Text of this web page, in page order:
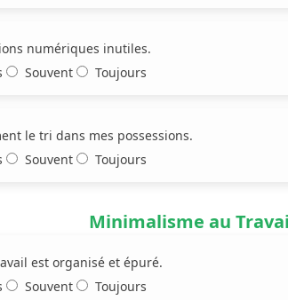
numériques inutiles.
Souvent Toujours
le tri dans mes possessions.
Souvent Toujours
Minimalisme au
est organisé et épuré.
Souvent Toujours